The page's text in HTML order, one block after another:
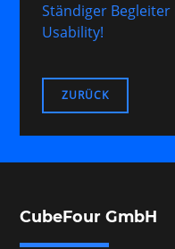
Ständiger
Usability!
ZURÜCK
CubeFour GmbH